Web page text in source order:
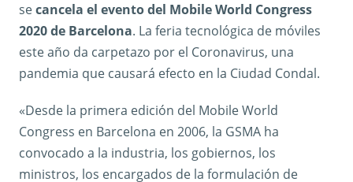
secancela el evento del Mobile World Congress
2020 de Barcelona. La feria tecnológica de móviles
este año da carpetazo por el Coronavirus, una
pandemia que causará efecto en la Ciudad Condal.
«Desde la primera edición del Mobile World
Congress en Barcelona en 2006, la GSMA ha
convocado a la industria, los gobiernos, los
ministros, los encargados de la formulación de